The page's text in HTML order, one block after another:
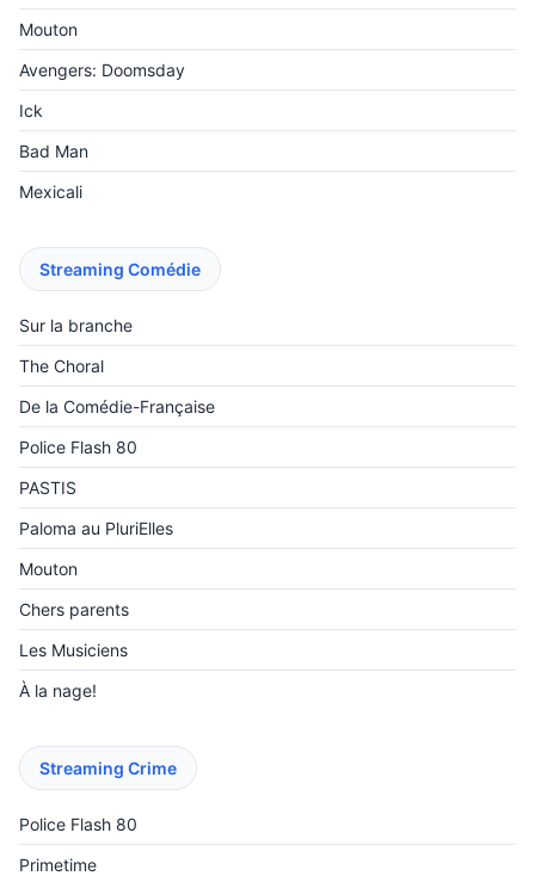
Mouton
Avengers: Doomsday
Ick
Bad Man
Mexicali
Streaming Comédie
Sur la branche
The Choral
De la Comédie-Française
Police Flash 80
PASTIS
Paloma au PluriElles
Mouton
Chers parents
Les Musiciens
À la nage!
Streaming Crime
Police Flash 80
Primetime